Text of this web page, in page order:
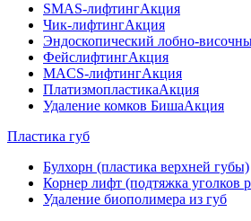
SMAS-лифтингАкция
Чик-лифтингАкция
Эндоскопический лобно-
ФейслифтингАкция
MACS-лифтингАкция
ПлатизмопластикаАкция
Удаление комков БишаАкция
Пластика губ
Булхорн (пластика верхней губы)
Корнер лифт (подтяжка уголков
Удаление биополимера из губ